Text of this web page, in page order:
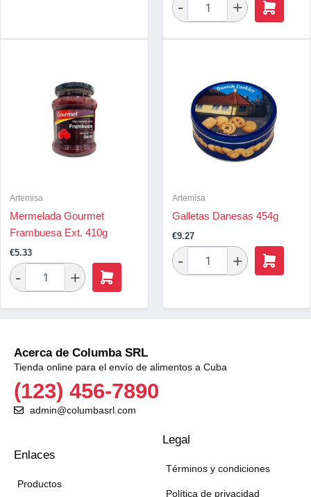
Artemisa
Mermelada Gourmet
Frambuesa Ext. 410g
€5.33
Artemisa
Galletas Danesas 454g
€9.27
Acerca de Columba SRL
Tienda online para el envío de alimentos a Cuba
(123) 456-7890
admin@columbasrl.com
Enlaces
Productos
Legal
Términos y condiciones
Política de privacidad